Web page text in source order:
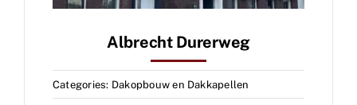
Albrecht Durerweg
Categories: Dakopbouw en Dakkapellen